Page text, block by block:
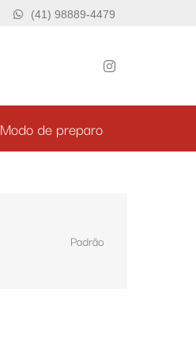
(41) 98889-4479
Modo de preparo
Padrão